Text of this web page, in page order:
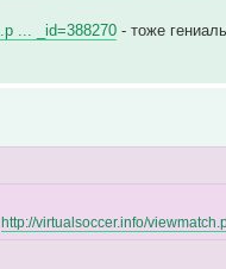
... _id=388270 - тоже
http://virtualsoccer.info/